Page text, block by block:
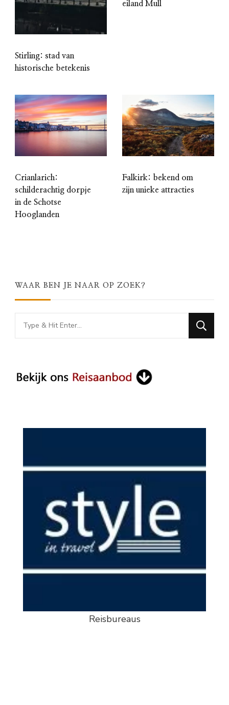
Stirling: stad van
historische betekenis
eiland Mull
Crianlarich:
schilderachtig dorpje
in de Schotse
Hooglanden
Falkirk: bekend om
zijn unieke attracties
WAAR BEN JE NAAR OP ZOEK?
Looking
for
Reisbureaus